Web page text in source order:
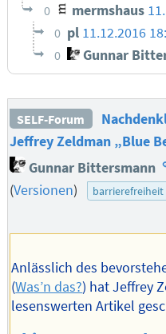
0 mermshaus
0 pl 11.12.2016
0 Gunnar
SELF-Forum
Jeffrey Zeldman „Blue
Gunnar Bittersmann
(Versionen) barrierefreiheit
Anlässlich des
(Was’n das?) hat Jeffrey
lesenswerten Artikel